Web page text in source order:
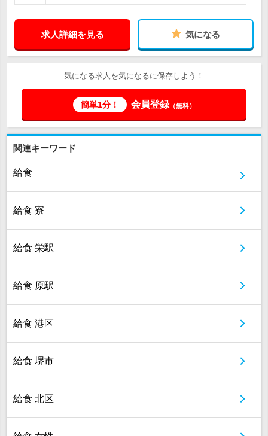
求人詳細を見る 気になる
気になる求人を気になるに保存しよう！
簡単1分！ 会員登録（無料）
関連キーワード
給食
給食 寮
給食 栄駅
給食 原駅
給食 港区
給食 堺市
給食 北区